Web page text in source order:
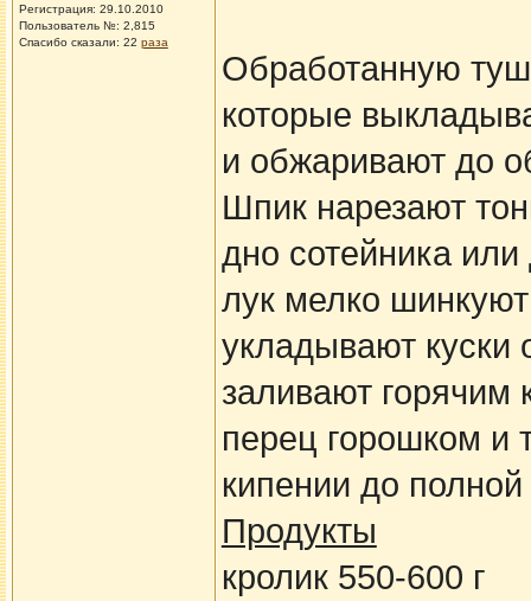
Регистрация: 29.10.2010
Пользователь №: 2,815
Спасибо сказали: 22 раза
Обработанную
которые
и обжаривают до
Шпик нарезают
дно сотейника
лук мелко
укладывают куски
заливают горячим
перец горошком и
кипении до полной
Продукты
кролик 550-600 г